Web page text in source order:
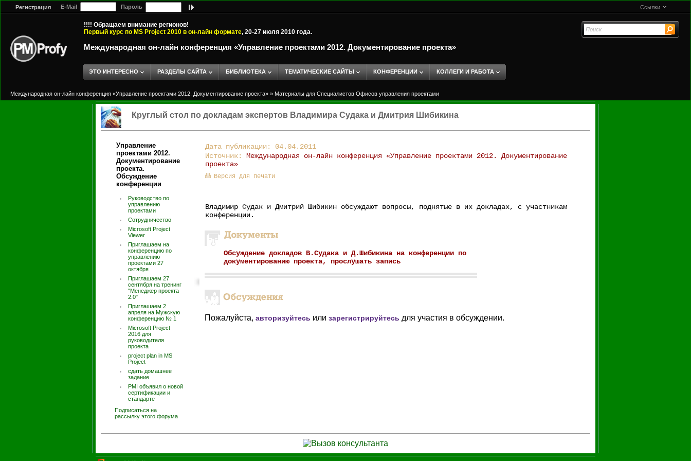
Регистрация E-Mail Пароль Ссылки
!!!! Обращаем внимание регионов!
Первый курс по MS Project 2010 в он-лайн формате, 20-27 июля 2010 года.
Международная он-лайн конференция «Управление проектами 2012. Документирование проекта»
ЭТО ИНТЕРЕСНО РАЗДЕЛЫ САЙТА БИБЛИОТЕКА ТЕМАТИЧЕСКИЕ САЙТЫ КОНФЕРЕНЦИИ КОЛЛЕГИ И РАБОТА
Международная он-лайн конференция «Управление проектами 2012. Документирование проекта» » Материалы для Специалистов Офисов управления проектами
Круглый стол по докладам экспертов Владимира Судака и Дмитрия Шибикина
Управление
проектами 2012.
Документирование
проекта.
Обсуждение
конференции
Руководство по
управлению
проектами
Сотрудничество
Microsoft Project
Viewer
Приглашаем на
конференцию по
управлению
проектами 27
октября
Приглашаем 27
сентября на тренинг
"Менеджер проекта
2.0"
Приглашаем 2
апреля на Мужскую
конференцию № 1
Microsoft Project
2016 для
руководителя
проекта
project plan in MS
Project
сдать домашнее
задание
PMI объявил о новой
сертификации и
стандарте
Подписаться на
рассылку этого форума
Дата публикации: 04.04.2011
Источник: Международная он-лайн конференция «Управление проектами 2012. Документирование
проекта»
Версия для печати
Владимир Судак и Дмитрий Шибикин обсуждают вопросы, поднятые в их докладах, с участникам
конференции.
Обсуждение докладов В.Судака и Д.Шибикина на конференции по
документированию проекта, прослушать запись
Пожалуйста, авторизуйтесь или зарегистрируйтесь для участия в обсуждении.